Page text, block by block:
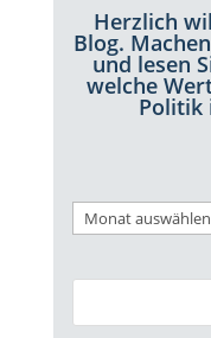
Herzlich
Blog.
und lesen
welche
Politik